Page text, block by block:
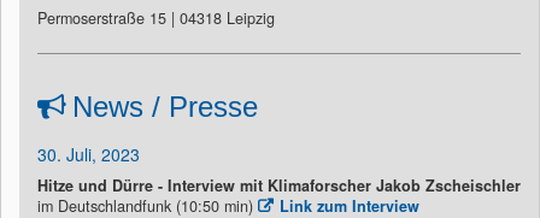
Permoserstraße 15 | 04318 Leipzig
News / Presse
30. Juli, 2023
Hitze und Dürre - Interview mit Klimaforscher Jakob Zscheischler
im Deutschlandfunk (10:50 min)
Link zum Interview